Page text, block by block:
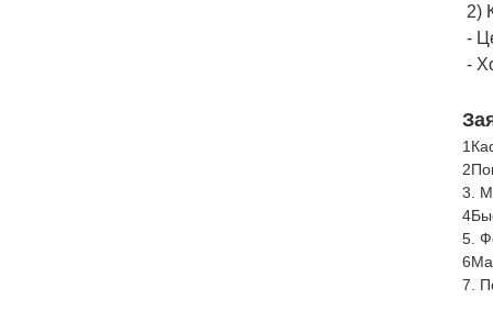
2)
-
-
3.
5.
7.